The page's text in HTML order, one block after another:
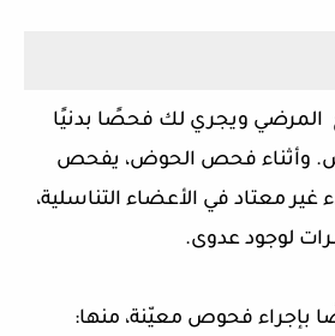
المرضي ويجري لك فحصًا بدنيًا
فحص الحوض، يفحص
معتاد في الأعضاء التناسلية،
لوجود عدوى.
بإجراء فحوص معيّنة، منها: